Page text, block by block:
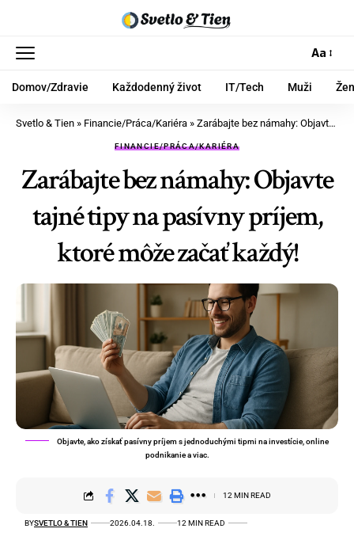
Aa
Domov/Zdravie Každodenný život IT/Tech Muži
Svetlo & Tien » Financie/Práca/Kariéra » Zarábajte bez námahy: Objavte tajné tipy na pasívny príjem, ktoré môže začať každý!
FINANCIE/PRÁCA/KARIÉRA
Zarábajte bez námahy: Objavte
tajné tipy na pasívny príjem,
ktoré môže začať každý!
Objavte, ako získať pasívny príjem s jednoduchými tipmi na investície, online
podnikanie a viac.
BYSVETLO & TIEN 2026.04.18. 12 MIN READ
12 MIN READ